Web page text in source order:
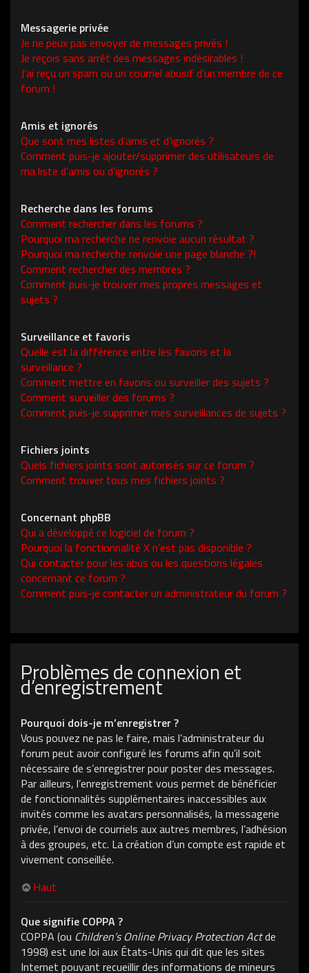
Messagerie privée
Je ne peux pas envoyer de messages privés !
Je reçois sans arrêt des messages indésirables !
J’ai reçu un spam ou un courriel abusif d’un membre de ce
forum !
Amis et ignorés
Que sont mes listes d’amis et d’ignorés ?
Comment puis-je ajouter/supprimer des utilisateurs de
ma liste d’amis ou d’ignorés ?
Recherche dans les forums
Comment rechercher dans les forums ?
Pourquoi ma recherche ne renvoie aucun résultat ?
Pourquoi ma recherche renvoie une page blanche ?!
Comment rechercher des membres ?
Comment puis-je trouver mes propres messages et
sujets ?
Surveillance et favoris
Quelle est la différence entre les favoris et la
surveillance ?
Comment mettre en favoris ou surveiller des sujets ?
Comment surveiller des forums ?
Comment puis-je supprimer mes surveillances de sujets ?
Fichiers joints
Quels fichiers joints sont autorisés sur ce forum ?
Comment trouver tous mes fichiers joints ?
Concernant phpBB
Qui a développé ce logiciel de forum ?
Pourquoi la fonctionnalité X n’est pas disponible ?
Qui contacter pour les abus ou les questions légales
concernant ce forum ?
Comment puis-je contacter un administrateur du forum ?
Problèmes de connexion et
d’enregistrement
Pourquoi dois-je m’enregistrer ?
Vous pouvez ne pas le faire, mais l’administrateur du
forum peut avoir configuré les forums afin qu’il soit
nécessaire de s’enregistrer pour poster des messages.
Par ailleurs, l’enregistrement vous permet de bénéficier
de fonctionnalités supplémentaires inaccessibles aux
invités comme les avatars personnalisés, la messagerie
privée, l’envoi de courriels aux autres membres, l’adhésion
à des groupes, etc. La création d’un compte est rapide et
vivement conseillée.
Haut
Que signifie COPPA ?
COPPA (ou Children’s Online Privacy Protection Actde
1998) est une loi aux États-Unis qui dit que les sites
Internet pouvant recueillir des informations de mineurs